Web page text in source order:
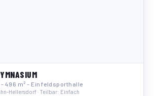
496 m² - Einfeldsporthalle
Hellersdorf · Teilbar: Einfach